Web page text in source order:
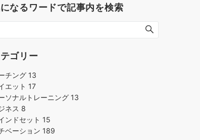
なるワードで記事内を検索
ゴリー
チング 13
エット 17
ソナルトレーニング 13
ネス 8
ンドセット 15
ベーション 189